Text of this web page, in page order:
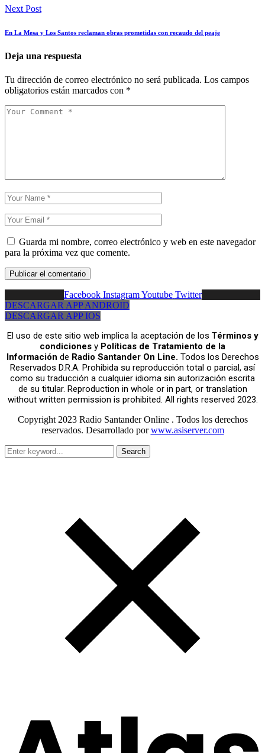
Next Post
En La Mesa y Los Santos reclaman obras prometidas con recaudo del peaje
Deja una respuesta
Tu dirección de correo electrónico no será publicada. Los campos
obligatorios están marcados con *
Guarda mi nombre, correo electrónico y web en este navegador
para la próxima vez que comente.
Facebook Instagram Youtube Twitter
DESCARGAR APP ANDROID
DESCARGAR APP IOS
El uso de este sitio web implica la aceptación de los Términos y
condiciones y Políticas de Tratamiento de la
Información de Radio Santander On Line. Todos los Derechos
Reservados D.R.A. Prohibida su reproducción total o parcial, así
como su traducción a cualquier idioma sin autorización escrita
de su titular. Reproduction in whole or in part, or translation
without written permission is prohibited. All rights reserved 2023.
Copyright 2023 Radio Santander Online . Todos los derechos
reservados. Desarrollado porwww.asiserver.com
Search